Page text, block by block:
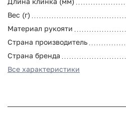
Вес (г)
Материал рукояти
Страна производитель
Страна бренда
Все характеристики